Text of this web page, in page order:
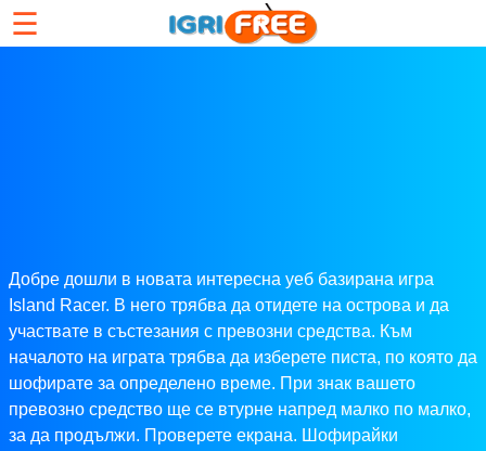
☰
Добре дошли в новата интересна уеб базирана игра
Island Racer. В него трябва да отидете на острова и да
участвате в състезания с превозни средства. Към
началото на играта трябва да изберете писта, по която да
шофирате за определено време. При знак вашето
превозно средство ще се втурне напред малко по малко,
за да продължи. Проверете екрана. Шофирайки